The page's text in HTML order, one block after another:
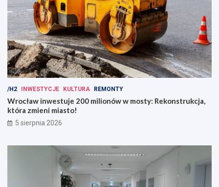
/H2 INWESTYCJE KULTURA REMONTY
Wrocław inwestuje 200 milionów w mosty: Rekonstrukcja,
która zmieni miasto!
5 sierpnia 2026